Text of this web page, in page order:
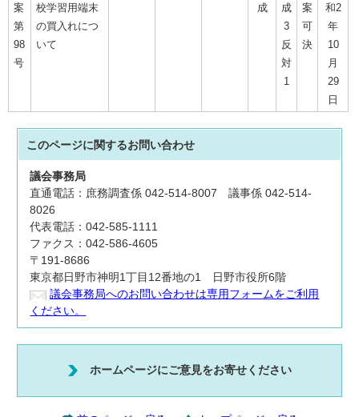
案
第
98
号
校学習用端末
の買入れにつ
いて
成
成
3
反
対
1
案
可
決
和2
年
10
月
29
日
このページに関するお問い合わせ
議会事務局
直通電話：庶務調査係 042-514-8007 議事係 042-514-
8026
代表電話：042-585-1111
ファクス：042-586-4605
〒191-8686
東京都日野市神明1丁目12番地の1 日野市役所6階
議会事務局へのお問い合わせは専用フォームをご利用
ください。
ホームページにご意見をお寄せください